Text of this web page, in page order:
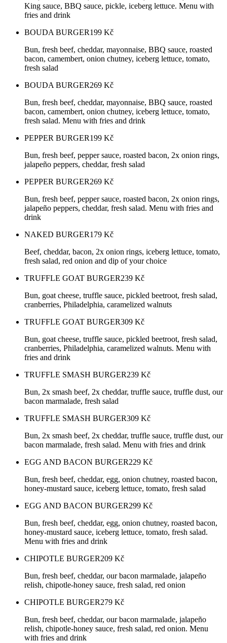
King sauce, BBQ sauce, pickle, iceberg lettuce. Menu with
fries and drink
BOUDA BURGER199 Kč
Bun, fresh beef, cheddar, mayonnaise, BBQ sauce, roasted
bacon, camembert, onion chutney, iceberg lettuce, tomato,
fresh salad
BOUDA BURGER269 Kč
Bun, fresh beef, cheddar, mayonnaise, BBQ sauce, roasted
bacon, camembert, onion chutney, iceberg lettuce, tomato,
fresh salad. Menu with fries and drink
PEPPER BURGER199 Kč
Bun, fresh beef, pepper sauce, roasted bacon, 2x onion rings,
jalapeño peppers, cheddar, fresh salad
PEPPER BURGER269 Kč
Bun, fresh beef, pepper sauce, roasted bacon, 2x onion rings,
jalapeño peppers, cheddar, fresh salad. Menu with fries and
drink
NAKED BURGER179 Kč
Beef, cheddar, bacon, 2x onion rings, iceberg lettuce, tomato,
fresh salad, red onion and dip of your choice
TRUFFLE GOAT BURGER239 Kč
Bun, goat cheese, truffle sauce, pickled beetroot, fresh salad,
cranberries, Philadelphia, caramelized walnuts
TRUFFLE GOAT BURGER309 Kč
Bun, goat cheese, truffle sauce, pickled beetroot, fresh salad,
cranberries, Philadelphia, caramelized walnuts. Menu with
fries and drink
TRUFFLE SMASH BURGER239 Kč
Bun, 2x smash beef, 2x cheddar, truffle sauce, truffle dust, our
bacon marmalade, fresh salad
TRUFFLE SMASH BURGER309 Kč
Bun, 2x smash beef, 2x cheddar, truffle sauce, truffle dust, our
bacon marmalade, fresh salad. Menu with fries and drink
EGG AND BACON BURGER229 Kč
Bun, fresh beef, cheddar, egg, onion chutney, roasted bacon,
honey-mustard sauce, iceberg lettuce, tomato, fresh salad
EGG AND BACON BURGER299 Kč
Bun, fresh beef, cheddar, egg, onion chutney, roasted bacon,
honey-mustard sauce, iceberg lettuce, tomato, fresh salad.
Menu with fries and drink
CHIPOTLE BURGER209 Kč
Bun, fresh beef, cheddar, our bacon marmalade, jalapeño
relish, chipotle-honey sauce, fresh salad, red onion
CHIPOTLE BURGER279 Kč
Bun, fresh beef, cheddar, our bacon marmalade, jalapeño
relish, chipotle-honey sauce, fresh salad, red onion. Menu
with fries and drink